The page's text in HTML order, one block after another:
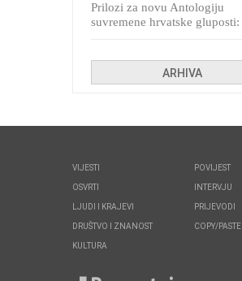
Prilozi za novu Antologiju
suvremene hrvatske gluposti:
ARHIVA
VIJESTI
OSVRTI
LJUDI I KRAJEVI
DRUŠTVO I ZNANOST
KULTURA
POVIJEST
INTERVJU
PRIJEVODI
COPY/PASTE